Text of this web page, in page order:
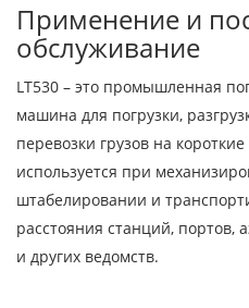
Применение и
обслуживание
LT530 – это промышленная
машина для погрузки,
перевозки грузов на
используется при
штабелировании и
расстояния станций, портов,
и других ведомств.